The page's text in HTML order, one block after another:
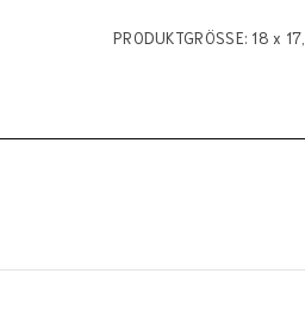
PRODUKTGRÖSSE: 18 x